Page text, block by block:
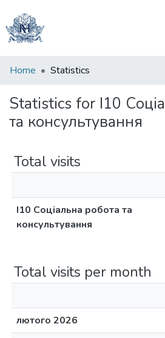
Communities
Collections
All of DSpace
Home Statistics
Statistics for І10
та консультування
Total visits
І10 Соціальна робота та
консультування
Total visits per month
лютого 2026